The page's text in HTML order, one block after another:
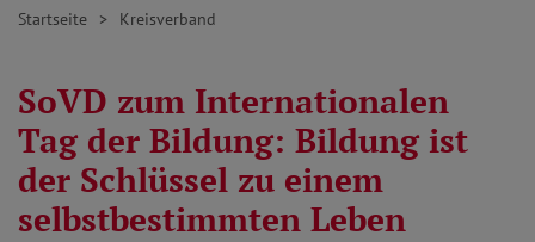
Startseite Kreisverband
SoVD zum Internationalen
Tag der Bildung: Bildung ist
der Schlüssel zu einem
selbstbestimmten Leben